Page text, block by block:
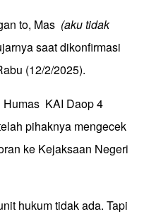
to, Mas (aku tidak
saat dikonfirmasi
(12/2/2025).
Humas KAI Daop 4
pihaknya mengecek
ke Kejaksaan Negeri
hukum tidak ada. Tapi